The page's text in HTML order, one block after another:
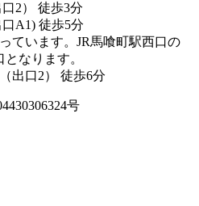
2） 徒歩3分
A1) 徒歩5分
ています。JR馬喰町駅西口の
なります。
出口2） 徒歩6分
号